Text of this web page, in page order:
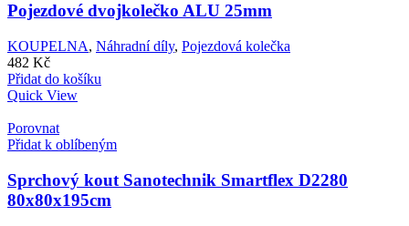
Pojezdové dvojkolečko ALU 25mm
KOUPELNA, Náhradní díly, Pojezdová kolečka
482 Kč
Přidat do košíku
Quick View
Porovnat
Přidat k oblíbeným
Sprchový kout Sanotechnik Smartflex D2280
80x80x195cm